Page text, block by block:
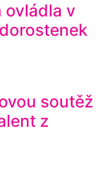
ovládla v
soutěž
z